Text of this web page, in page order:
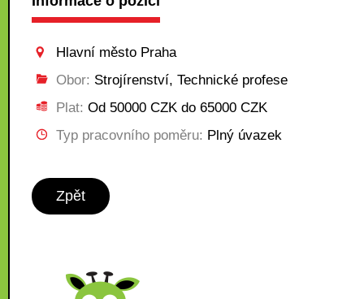
Hlavní město Praha
Obor: Strojírenství, Technické profese
Plat: Od 50000 CZK do 65000 CZK
Typ pracovního poměru: Plný úvazek
Zpět